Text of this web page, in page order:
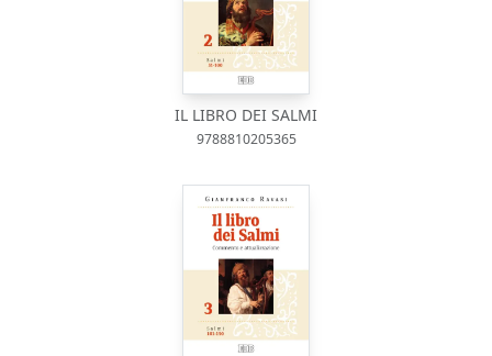
IL LIBRO DEI SALMI
9788810205365